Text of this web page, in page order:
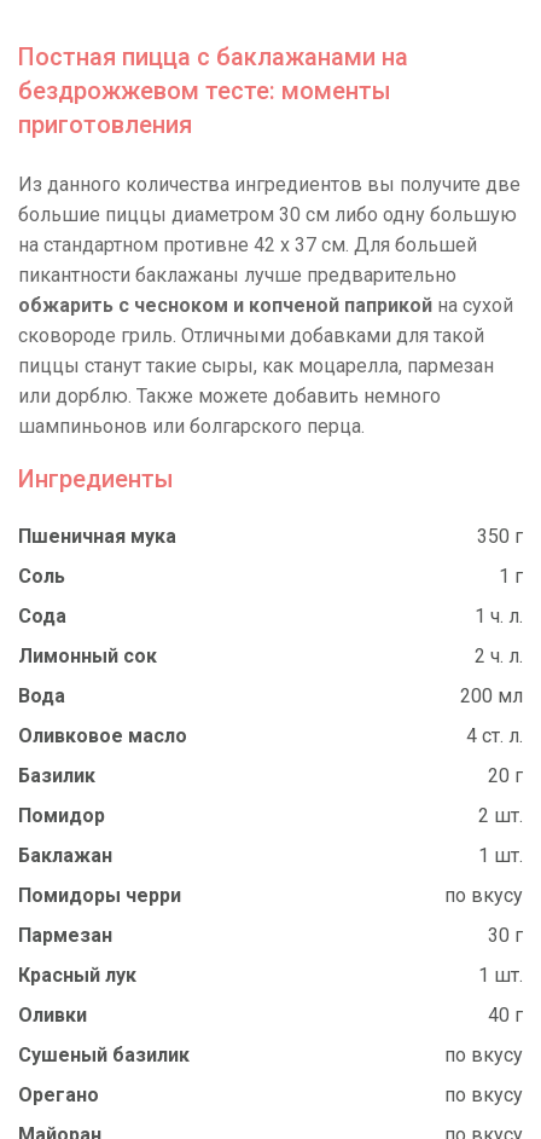
Постная пицца с баклажанами на
бездрожжевом тесте: моменты
приготовления
Из данного количества ингредиентов вы получите две
большие пиццы диаметром 30 см либо одну большую
на стандартном противне 42 х 37 см. Для большей
пикантности баклажаны лучше предварительно
обжарить с чесноком и копченой паприкой на сухой
сковороде гриль. Отличными добавками для такой
пиццы станут такие сыры, как моцарелла, пармезан
или дорблю. Также можете добавить немного
шампиньонов или болгарского перца.
Ингредиенты
Пшеничная мука
350 г
Соль
1 г
Сода
1 ч. л.
Лимонный сок
2 ч. л.
Вода
200 мл
Оливковое масло
4 ст. л.
Базилик
20 г
Помидор
2 шт.
Баклажан
1 шт.
Помидоры черри
по вкусу
Пармезан
30 г
Красный лук
1 шт.
Оливки
40 г
Сушеный базилик
по вкусу
Орегано
по вкусу